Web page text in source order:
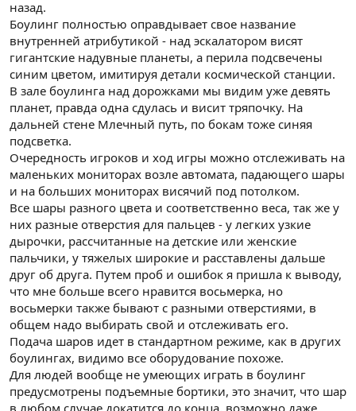
назад.
Боулинг полностью оправдывает свое название
внутренней атрибутикой - над эскалатором висят
гигантские надувные планеты, а перила подсвечены
синим цветом, имитируя детали космической станции.
В зале боулинга над дорожками мы видим уже девять
планет, правда одна сдулась и висит тряпочку. На
дальней стене Млечный путь, по бокам тоже синяя
подсветка.
Очередность игроков и ход игры можно отслеживать на
маленьких мониторах возле автомата, падающего шары
и на больших мониторах висячий под потолком.
Все шары разного цвета и соответственно веса, так же у
них разные отверстия для пальцев - у легких узкие
дырочки, рассчитанные на детские или женские
пальчики, у тяжелых широкие и расставлены дальше
друг об друга. Путем проб и ошибок я пришла к выводу,
что мне больше всего нравится восьмерка, но
восьмерки также бывают с разными отверстиями, в
общем надо выбирать свой и отслеживать его.
Подача шаров идет в стандартном режиме, как в других
боулингах, видимо все оборудование похоже.
Для людей вообще не умеющих играть в боулинг
предусмотрены подъемные бортики, это значит, что шар
в любом случае докатится до конца, возможно даже